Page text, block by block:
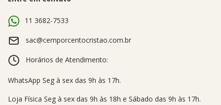
11 3682-7533
sac@cemporcentocristao.com.br
Horários de Atendimento: